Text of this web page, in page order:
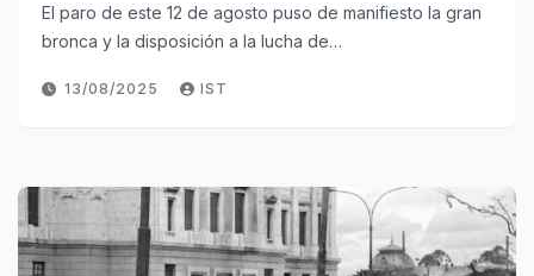
El paro de este 12 de agosto puso de manifiesto la gran
bronca y la disposición a la lucha de…
13/08/2025 IST